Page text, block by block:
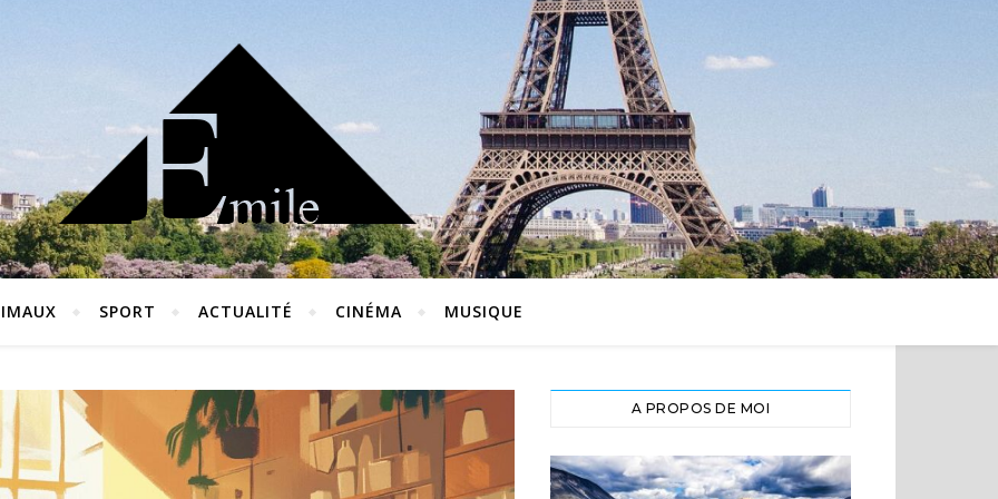
SPORT ACTUALITÉ CINÉMA MUSIQUE
A PROPOS DE MOI